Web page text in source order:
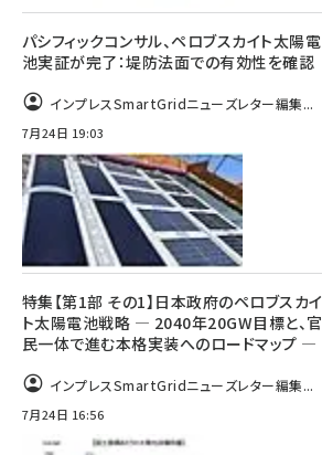
パシフィックコンサル、ペロブスカイト太陽電
池実証が完了：堤防法面での有効性を確認
インプレスSmartGridニューズレター編集...
7月24日 19:03
特集【第1部 その1】日本政府のペロブスカイ
ト太陽電池戦略 ― 2040年20GW目標と、官
民一体で進む本格実装へのロードマップ ―
インプレスSmartGridニューズレター編集...
7月24日 16:56